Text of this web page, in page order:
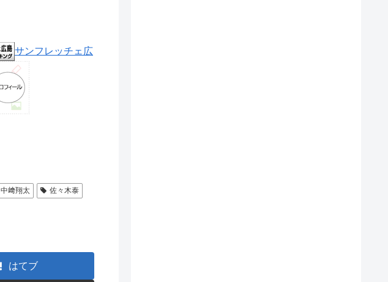
サンフレッチェ広
中﨑翔太 佐々木泰
はてブ